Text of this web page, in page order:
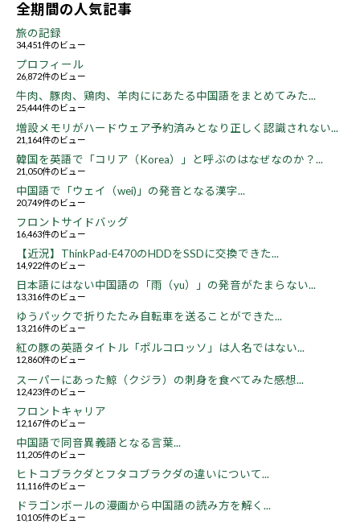
全期間の人気記事
旅の記録
34,451件のビュー
プロフィール
26,872件のビュー
牛肉、豚肉、鶏肉、羊肉ににあたる中国語をまとめてみた...
25,444件のビュー
増設メモリがハードウェア予約済みとなり正しく認識されない...
21,164件のビュー
韓国を英語で「コリア（Korea）」と呼ぶのはなぜなのか？...
21,050件のビュー
中国語で「ウェイ（wei)」の発音となる漢字...
20,749件のビュー
フロントサイドバッグ
16,463件のビュー
【近況】ThinkPad-E470のHDDをSSDに交換できた...
14,922件のビュー
日本語にはない中国語の「雨（yu）」の発音がたまらない...
13,316件のビュー
ゆうパックで折りたたみ自転車を送ることができた...
13,216件のビュー
紅の豚の英語タイトル「ポルコロッソ」は人名ではない...
12,860件のビュー
スーパーにあった鯨（クジラ）の刺身を食べてみた感想...
12,423件のビュー
フロントキャリア
12,167件のビュー
中国語で同音異義語となる言葉...
11,205件のビュー
ヒトコブラクダとフタコブラクダの違いについて...
11,116件のビュー
ドラゴンボールの漫画から中国語の読み方を解く...
10,105件のビュー